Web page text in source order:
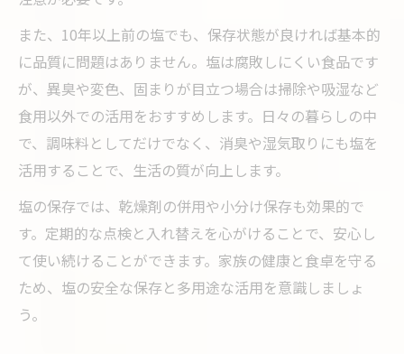
また、10年以上前の塩でも、保存状態が良ければ基本的
に品質に問題はありません。塩は腐敗しにくい食品です
が、異臭や変色、固まりが目立つ場合は掃除や吸湿など
食用以外での活用をおすすめします。日々の暮らしの中
で、調味料としてだけでなく、消臭や湿気取りにも塩を
活用することで、生活の質が向上します。
塩の保存では、乾燥剤の併用や小分け保存も効果的で
す。定期的な点検と入れ替えを心がけることで、安心し
て使い続けることができます。家族の健康と食卓を守る
ため、塩の安全な保存と多用途な活用を意識しましょ
う。